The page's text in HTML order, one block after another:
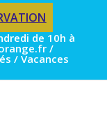
de 10h à
/
/ Vacances